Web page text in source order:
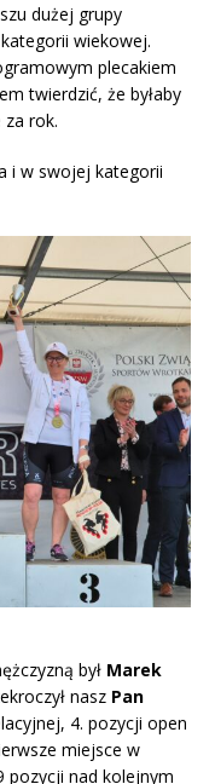
dużej grupy
wiekowej.
plecakiem
twierdzić, że byłaby
za rok.
i w swojej kategorii
był Marek
nasz Pan
4. pozycji open
miejsce w
pozycji nad kolejnym